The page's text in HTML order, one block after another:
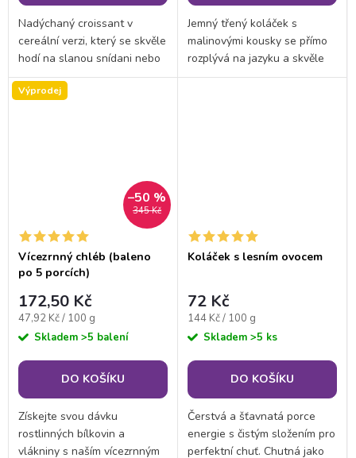
Nadýchaný croissant v
cereální verzi, který se skvěle
hodí na slanou snídani nebo
rychlou svačinu během dne.
Díky vysokému obsahu
Jemný třený koláček s
malinovými kousky se přímo
rozplývá na jazyku a skvěle
vás zasytí. Díky vysokému
Výprodej
345 Kč
–50 %
Vícezrnný chléb (baleno
po 5 porcích)
172,50 Kč
Měrná
cena:
47,92 Kč / 100 g
Skladem >5 balení
DO KOŠÍKU
Získejte svou dávku
rostlinných bílkovin a
vlákniny s naším vícezrnným
Koláček s lesním ovocem
72 Kč
Měrná
cena:
144 Kč / 100 g
Skladem >5 ks
DO KOŠÍKU
Čerstvá a šťavnatá porce
energie s čistým složením pro
perfektní chuť. Chutná jako